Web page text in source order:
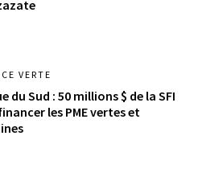
VERTE
du Sud : 50 millions $ de la SFI
les PME vertes et